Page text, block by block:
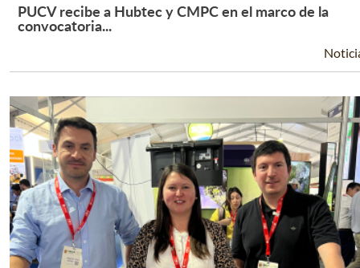
Leer Más +
PUCV recibe a Hubtec y CMPC en el marco de la
convocatoria...